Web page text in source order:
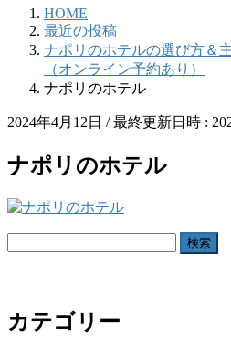
HOME
最近の投稿
ナポリのホテルの選び方＆
（オンライン予約あり）
ナポリのホテル
2024年4月12日 / 最終更新日時 :
ナポリのホテル
カテゴリー